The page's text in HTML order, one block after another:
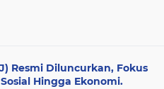
Resmi Diluncurkan, Fokus
Hingga Ekonomi.